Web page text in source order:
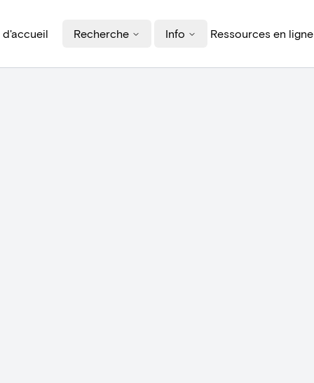
d'accueil Recherche Info Ressources en ligne